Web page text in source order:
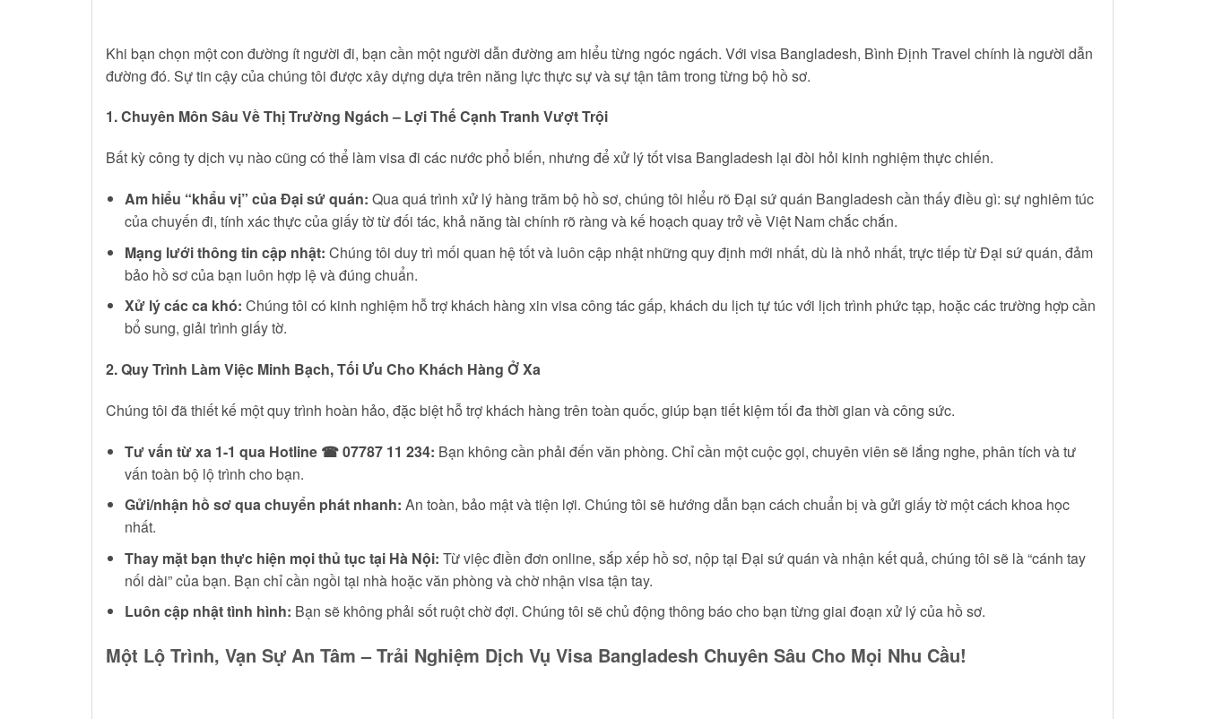
Khi bạn chọn một con đường ít người đi, bạn cần một người dẫn đường am hiểu từng ngóc ngách. Với visa Bangladesh, Bình Định Travel chính là người dẫn
đường đó. Sự tin cậy của chúng tôi được xây dựng dựa trên năng lực thực sự và sự tận tâm trong từng bộ hồ sơ.
1. Chuyên Môn Sâu Về Thị Trường Ngách – Lợi Thế Cạnh Tranh Vượt Trội
Bất kỳ công ty dịch vụ nào cũng có thể làm visa đi các nước phổ biến, nhưng để xử lý tốt visa Bangladesh lại đòi hỏi kinh nghiệm thực chiến.
Am hiểu “khẩu vị” của Đại sứ quán: Qua quá trình xử lý hàng trăm bộ hồ sơ, chúng tôi hiểu rõ Đại sứ quán Bangladesh cần thấy điều gì: sự nghiêm túc
của chuyến đi, tính xác thực của giấy tờ từ đối tác, khả năng tài chính rõ ràng và kế hoạch quay trở về Việt Nam chắc chắn.
Mạng lưới thông tin cập nhật: Chúng tôi duy trì mối quan hệ tốt và luôn cập nhật những quy định mới nhất, dù là nhỏ nhất, trực tiếp từ Đại sứ quán, đảm
bảo hồ sơ của bạn luôn hợp lệ và đúng chuẩn.
Xử lý các ca khó: Chúng tôi có kinh nghiệm hỗ trợ khách hàng xin visa công tác gấp, khách du lịch tự túc với lịch trình phức tạp, hoặc các trường hợp cần
bổ sung, giải trình giấy tờ.
2. Quy Trình Làm Việc Minh Bạch, Tối Ưu Cho Khách Hàng Ở Xa
Chúng tôi đã thiết kế một quy trình hoàn hảo, đặc biệt hỗ trợ khách hàng trên toàn quốc, giúp bạn tiết kiệm tối đa thời gian và công sức.
Tư vấn từ xa 1-1 qua Hotline ☎ 07787 11 234: Bạn không cần phải đến văn phòng. Chỉ cần một cuộc gọi, chuyên viên sẽ lắng nghe, phân tích và tư
vấn toàn bộ lộ trình cho bạn.
Gửi/nhận hồ sơ qua chuyển phát nhanh: An toàn, bảo mật và tiện lợi. Chúng tôi sẽ hướng dẫn bạn cách chuẩn bị và gửi giấy tờ một cách khoa học
nhất.
Thay mặt bạn thực hiện mọi thủ tục tại Hà Nội: Từ việc điền đơn online, sắp xếp hồ sơ, nộp tại Đại sứ quán và nhận kết quả, chúng tôi sẽ là “cánh tay
nối dài” của bạn. Bạn chỉ cần ngồi tại nhà hoặc văn phòng và chờ nhận visa tận tay.
Luôn cập nhật tình hình: Bạn sẽ không phải sốt ruột chờ đợi. Chúng tôi sẽ chủ động thông báo cho bạn từng giai đoạn xử lý của hồ sơ.
Một Lộ Trình, Vạn Sự An Tâm – Trải Nghiệm Dịch Vụ Visa Bangladesh Chuyên Sâu Cho Mọi Nhu Cầu!